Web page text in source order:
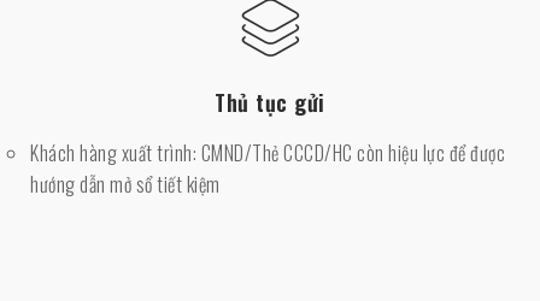
Thủ tục gửi
Khách hàng xuất trình: CMND/Thẻ CCCD/HC còn hiệu lực để được
hướng dẫn mở sổ tiết kiệm